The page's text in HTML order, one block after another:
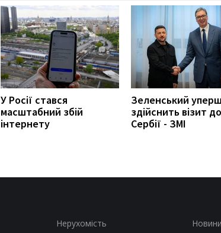
У Росії стався
масштабний збій
інтернету
Зеленський
здійснить візит до
Сербії - ЗМІ
Нерухомість Новини